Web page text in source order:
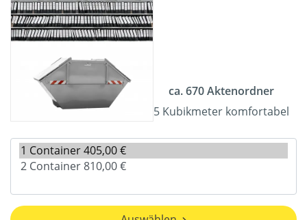
ca. 670 Aktenordner
5 Kubikmeter komfortabel